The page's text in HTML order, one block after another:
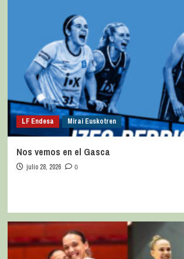
LF Endesa Mirai Euskotren
Nos vemos en el Gasca
julio 28, 2026 0